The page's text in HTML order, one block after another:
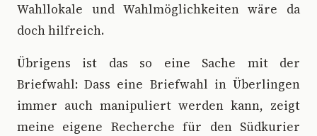
Wahllokale und Wahlmöglichkeiten wäre da
doch hilfreich.
Übrigens ist das so eine Sache mit der
Briefwahl: Dass eine Briefwahl in Überlingen
immer auch manipuliert werden kann, zeigt
meine eigene Recherche für den Südkurier